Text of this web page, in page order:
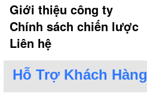
Giới thiệu công ty
Chính sách chiến lược
Liên hệ
Hỗ Trợ Khách Hàng